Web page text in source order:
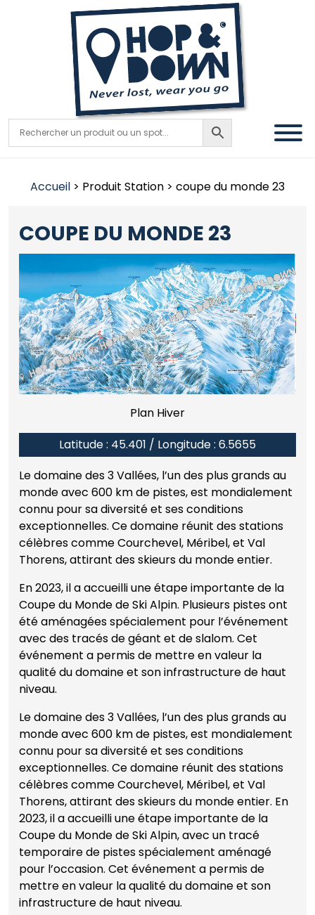
Accueil > Produit Station > coupe du monde 23
COUPE DU MONDE 23
Plan Hiver
Latitude : 45.401 / Longitude : 6.5655
Le domaine des 3 Vallées, l’un des plus grands au
monde avec 600 km de pistes, est mondialement
connu pour sa diversité et ses conditions
exceptionnelles. Ce domaine réunit des stations
célèbres comme Courchevel, Méribel, et Val
Thorens, attirant des skieurs du monde entier.
En 2023, il a accueilli une étape importante de la
Coupe du Monde de Ski Alpin. Plusieurs pistes ont
été aménagées spécialement pour l’événement
avec des tracés de géant et de slalom. Cet
événement a permis de mettre en valeur la
qualité du domaine et son infrastructure de haut
niveau.
Le domaine des 3 Vallées, l’un des plus grands au
monde avec 600 km de pistes, est mondialement
connu pour sa diversité et ses conditions
exceptionnelles. Ce domaine réunit des stations
célèbres comme Courchevel, Méribel, et Val
Thorens, attirant des skieurs du monde entier. En
2023, il a accueilli une étape importante de la
Coupe du Monde de Ski Alpin, avec un tracé
temporaire de pistes spécialement aménagé
pour l’occasion. Cet événement a permis de
mettre en valeur la qualité du domaine et son
infrastructure de haut niveau.